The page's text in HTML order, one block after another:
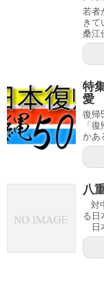
若者
き
桑江
特
愛
復
「
かあ
八
対
る日
日